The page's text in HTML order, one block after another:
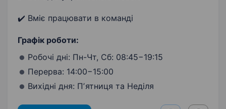
✔️ Вміє працювати в команді
Графік роботи:
Робочі дні: Пн-Чт, Сб: 08:45−19:15
Перерва: 14:00−15:00
Вихідні дня: Пʼятниця та Неділя